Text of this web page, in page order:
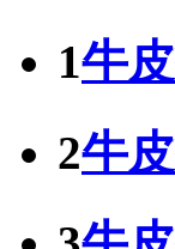
1牛
2牛